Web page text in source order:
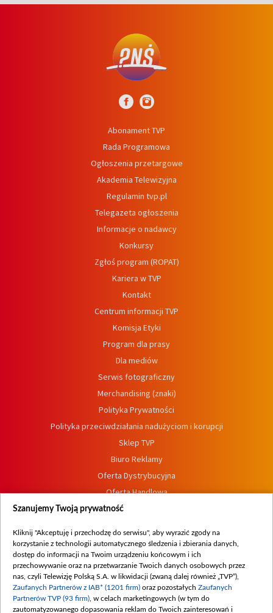
Abonament TVP
Rada Programowa
Ogłoszenia przetargowe
Akademia Telewizyjna
Regulamin tvp.pl
Telegazeta ogłoszenia
Informacje o nadawcy
Konkursy
Zgłoś program (ROPAT)
Kariera w TVP
Kontakt
Centrum informacji TVP
Komisja Etyki
Program dla prasy
Dla mediów
Serwis fotograficzny
Merchandising (znaki)
Polityka Prywatności
Polityka przeciwdziałania nadużyciom i korupcji
Sklep TVP
Biuro Reklamy
Oferta Dystrybucyjna
Oferta Handlowa
Dostępność
Procedura zgłoszeń wewnętrznych
Szanujemy Twoją prywatność
Kliknij "Akceptuję i przechodzę do serwisu", aby wyrazić zgody na
korzystanie z technologii automatycznego śledzenia i zbierania danych,
dostęp do informacji na Twoim urządzeniu końcowym i ich
przechowywanie oraz na przetwarzanie Twoich danych osobowych przez
nas, czyli Telewizję Polską S.A. w likwidacji (zwaną dalej również „TVP”),
Zaufanych Partnerów z IAB* (1201 firm) oraz pozostałych Zaufanych
Partnerów TVP (93 firm) , w celach marketingowych (w tym do
zautomatyzowanego dopasowania reklam do Twoich zainteresowań i